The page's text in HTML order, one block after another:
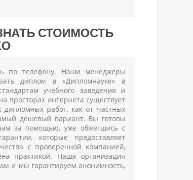
СТОИМОСТЬ
по телефону. Наши менеджеры
диплом в «Дипломнауке» в
учебного заведения и
просторах интернета существует
работ, как от частных
дешевый вариант. Вы готовы
за помощью, уже обжегшись с
которые предоставляет
с проверенной компанией,
практикой. Наша организация
и мы гарантируем анонимность,